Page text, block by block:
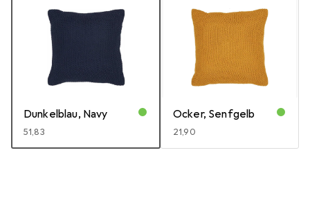
Dunkelblau, Navy
EUR
51,83
Ocker, Senfgelb
EUR
21,90